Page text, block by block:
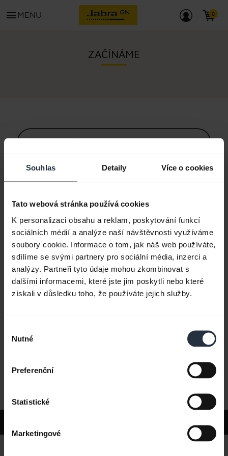
Souhlas Detaily Více o cookies
Tato webová stránka používá cookies
K personalizaci obsahu a reklam, poskytování funkcí
sociálních médií a analýze naší návštěvnosti využíváme
soubory cookie. Informace o tom, jak náš web používáte,
sdílíme se svými partnery pro sociální média, inzerci a
analýzy. Partneři tyto údaje mohou zkombinovat s
dalšími informacemi, které jste jim poskytli nebo které
získali v důsledku toho, že používáte jejich služby.
souhlasu
Nutné
Preferenční
Statistické
Marketingové
menu MENU
ZAČÍNÁME
Veškerý obsah podpory
Průvodce párováním pomocí Bluetooth
Časté dotazy
Dokumenty k produktu